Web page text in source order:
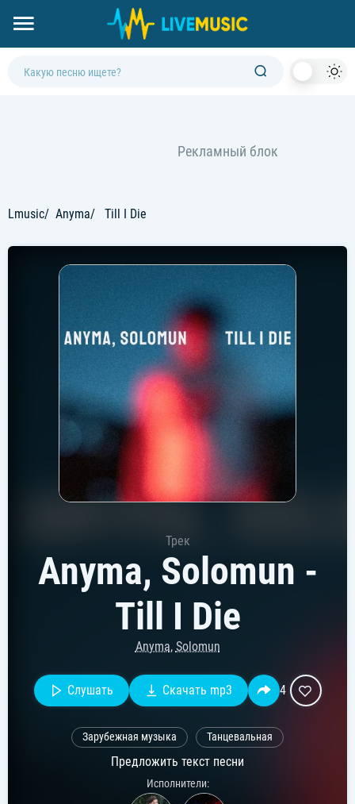
Lmusic Anyma Till I Die
Трек
Anyma, Solomun -
Till I Die
Anyma, Solomun
Слушать Скачать mp3 4
Зарубежная музыка Танцевальная
Предложить текст песни
Исполнители: